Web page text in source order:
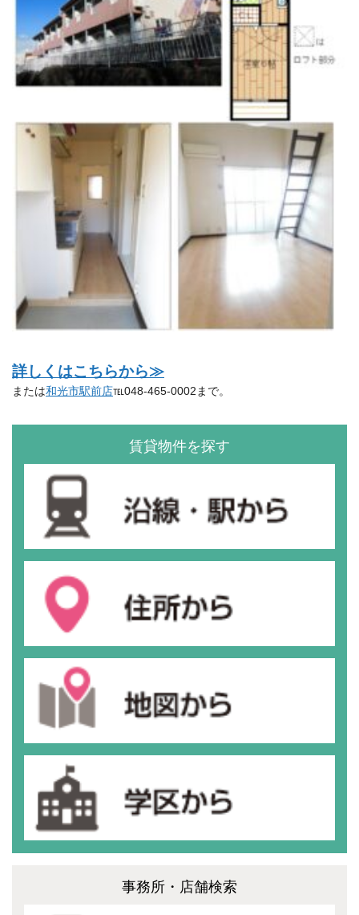
詳しくはこちらから≫
または和光市駅前店℡048-465-0002まで。
賃貸物件を探す
事務所・店舗検索